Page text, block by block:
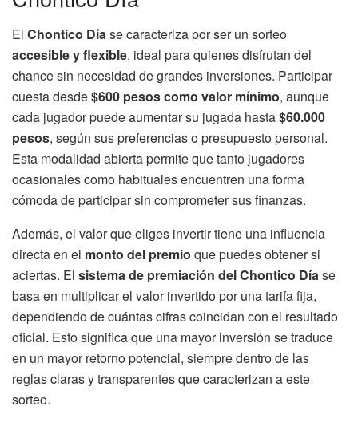
El Chontico Díase caracteriza por ser un sorteo
accesible y flexible, ideal para quienes disfrutan del
chance sin necesidad de grandes inversiones. Participar
cuesta desde$600 pesos como valor mínimo, aunque
cada jugador puede aumentar su jugada hasta$60.000
pesos, según sus preferencias o presupuesto personal.
Esta modalidad abierta permite que tanto jugadores
ocasionales como habituales encuentren una forma
cómoda de participar sin comprometer sus finanzas.
Además, el valor que eliges invertir tiene una influencia
directa en el monto del premio que puedes obtener si
aciertas. El sistema de premiación del Chontico Díase
basa en multiplicar el valor invertido por una tarifa fija,
dependiendo de cuántas cifras coincidan con el resultado
oficial. Esto significa que una mayor inversión se traduce
en un mayor retorno potencial, siempre dentro de las
reglas claras y transparentes que caracterizan a este
sorteo.